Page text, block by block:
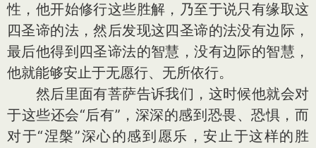
性，他开始修行这些胜解，乃至于说只有缘取这
四圣谛的法，然后发现这四圣谛的法没有边际，
最后他得到四圣谛法的智慧，没有边际的智慧，
他就能够安止于无愿行、无所依行。
然后里面有菩萨告诉我们，这时候他就会对
于这些还会“后有”，深深的感到恐畏、恐惧，而
对于“涅槃”深心的感到愿乐，安止于这样的胜